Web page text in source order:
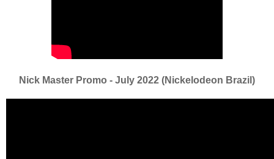
Nick Master Promo - July 2022 (Nickelodeon Brazil)